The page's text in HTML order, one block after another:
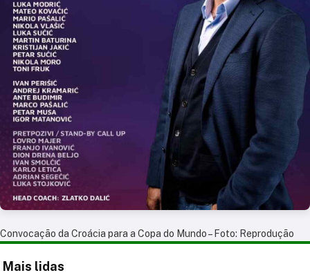
Convocação da Croácia para a Copa do Mundo – Foto: Reprodução
Mais lidas